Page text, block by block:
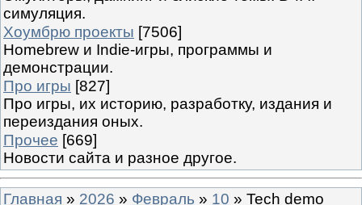
симуляция.
Хоумбрю проекты [7506]
Homebrew и Indie-игры, программы и
демонстрации.
Про игры [827]
Про игры, их историю, разработку, издания и
переиздания оных.
Прочее [669]
Новости сайта и разное другое.
Главная » 2026 » Февраль » 10 » Tech demo